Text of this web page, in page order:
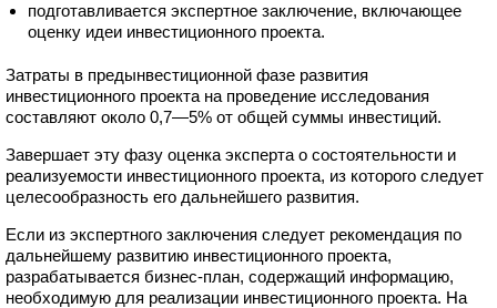
подготавливается экспертное заключение, включающее
оценку идеи инвестиционного проекта.
Затраты в предынвестиционной фазе развития
инвестиционного проекта на проведение исследования
составляют около 0,7—5% от общей суммы инвестиций.
Завершает эту фазу оценка эксперта о состоятельности и
реализуемости инвестиционного проекта, из которого следует
целесообразность его дальнейшего развития.
Если из экспертного заключения следует рекомендация по
дальнейшему развитию инвестиционного проекта,
разрабатывается бизнес-план, содержащий информацию,
необходимую для реализации инвестиционного проекта. На